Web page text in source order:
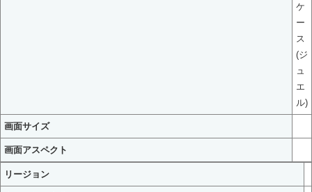
ケ
ー
ス
(ジ
ュ
エ
ル)
画面サイズ
画面アスペクト
リージョン